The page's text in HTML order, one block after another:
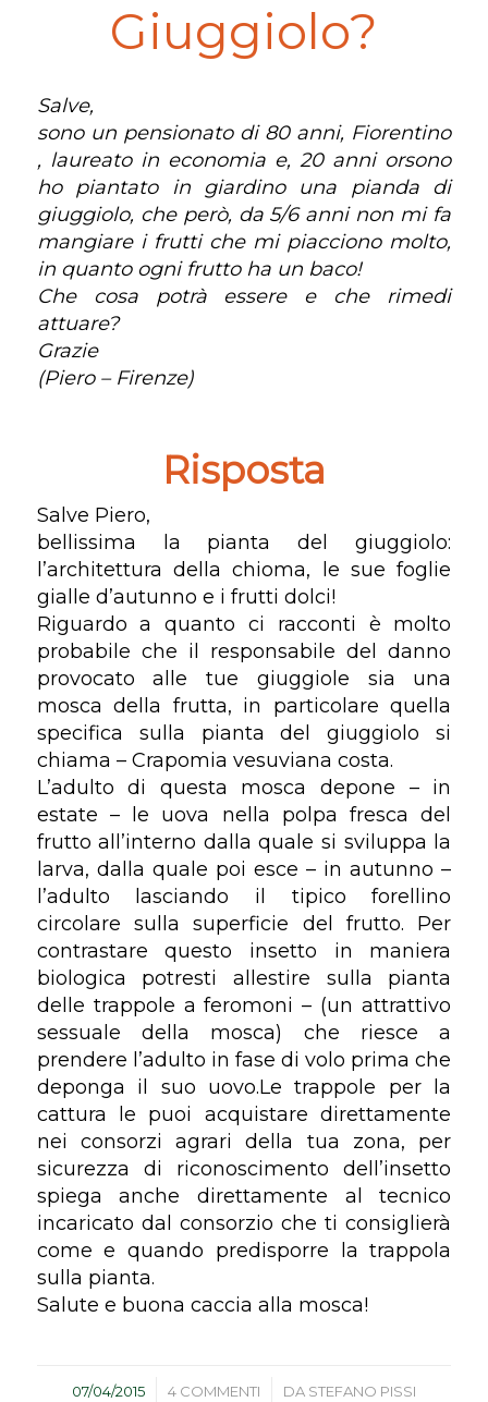
Giuggiolo?
Salve,
sono un pensionato di 80 anni, Fiorentino
, laureato in economia e, 20 anni orsono
ho piantato in giardino una pianda di
giuggiolo, che però, da 5/6 anni non mi fa
mangiare i frutti che mi piacciono molto,
in quanto ogni frutto ha un baco!
Che cosa potrà essere e che rimedi
attuare?
Grazie
(Piero – Firenze)
Risposta
Salve Piero,
bellissima la pianta del giuggiolo:
l’architettura della chioma, le sue foglie
gialle d’autunno e i frutti dolci!
Riguardo a quanto ci racconti è molto
probabile che il responsabile del danno
provocato alle tue giuggiole sia una
mosca della frutta, in particolare quella
specifica sulla pianta del giuggiolo si
chiama – Crapomia vesuviana costa.
L’adulto di questa mosca depone – in
estate – le uova nella polpa fresca del
frutto all’interno dalla quale si sviluppa la
larva, dalla quale poi esce – in autunno –
l’adulto lasciando il tipico forellino
circolare sulla superficie del frutto. Per
contrastare questo insetto in maniera
biologica potresti allestire sulla pianta
delle trappole a feromoni – (un attrattivo
sessuale della mosca) che riesce a
prendere l’adulto in fase di volo prima che
deponga il suo uovo.Le trappole per la
cattura le puoi acquistare direttamente
nei consorzi agrari della tua zona, per
sicurezza di riconoscimento dell’insetto
spiega anche direttamente al tecnico
incaricato dal consorzio che ti consiglierà
come e quando predisporre la trappola
sulla pianta.
Salute e buona caccia alla mosca!
07/04/2015
/ 4 COMMENTI
/ DA STEFANO PISSI